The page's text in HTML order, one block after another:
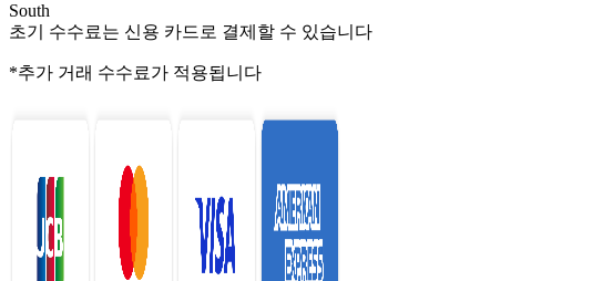
South
초기 수수료는 신용 카드로 결제할 수 있습니다
*추가 거래 수수료가 적용됩니다